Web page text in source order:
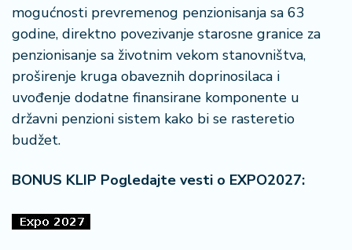
mogućnosti prevremenog penzionisanja sa 63
godine, direktno povezivanje starosne granice za
penzionisanje sa životnim vekom stanovništva,
proširenje kruga obaveznih doprinosilaca i
uvođenje dodatne finansirane komponente u
državni penzioni sistem kako bi se rasteretio
budžet.
BONUS KLIP Pogledajte vesti o EXPO2027: